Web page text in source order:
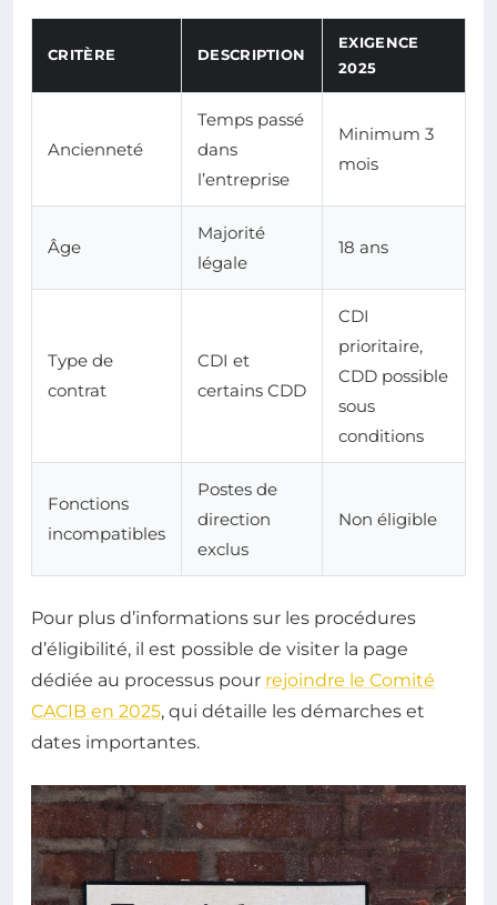
CRITÈRE DESCRIPTION
EXIGENCE
2025
Ancienneté
Temps passé
dans
l’entreprise
Minimum 3
mois
Âge
Majorité
légale
18 ans
Type de
contrat
CDI et
certains CDD
CDI
prioritaire,
CDD possible
sous
conditions
Fonctions
incompatibles
Postes de
direction
exclus
Non éligible
Pour plus d’informations sur les procédures
d’éligibilité, il est possible de visiter la page
dédiée au processus pour rejoindre le Comité
CACIB en 2025, qui détaille les démarches et
dates importantes.